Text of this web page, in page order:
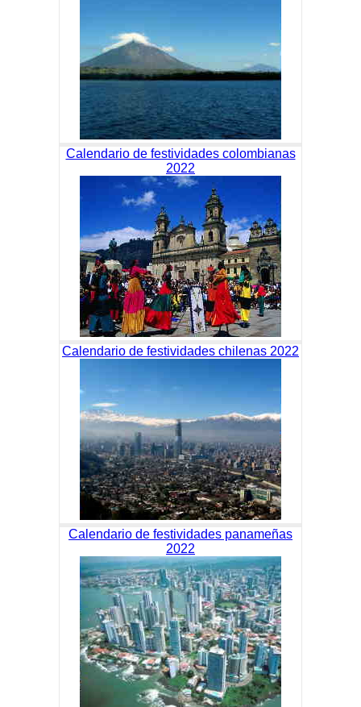
Calendario de festividades colombianas
2022
Calendario de festividades chilenas 2022
Calendario de festividades panameñas
2022